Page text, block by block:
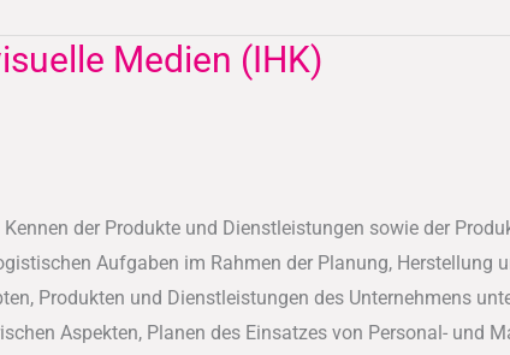
Medien (IHK)
der Produkte und Dienstleistungen sowie der
Aufgaben im Rahmen der Planung, Herstellung
Produkten und Dienstleistungen des Unternehmens
Aspekten, Planen des Einsatzes von Personal- und